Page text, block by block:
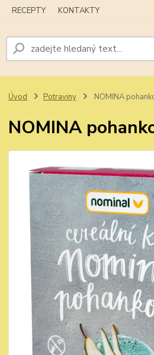
RECEPTY KONTAKTY
Úvod Potraviny NOMINA
NOMINA